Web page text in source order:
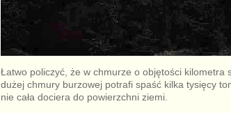
Łatwo policzyć, że w chmurze o objętości
dużej chmury burzowej potrafi spaść kilka tysięcy
nie cała dociera do powierzchni ziemi.